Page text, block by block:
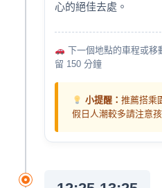
心的絕佳去處。
下一個地點的車程或移
留 150 分鐘
小提醒： 推薦搭乘
假日人潮較多請注意